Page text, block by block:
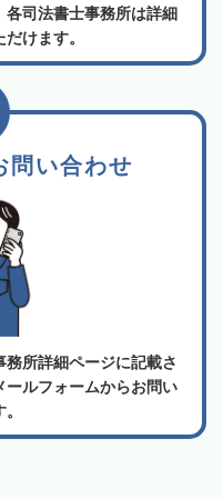
司法書士事務所は詳細
けます。
問い合わせ
所詳細ページに記載さ
ルフォームからお問い